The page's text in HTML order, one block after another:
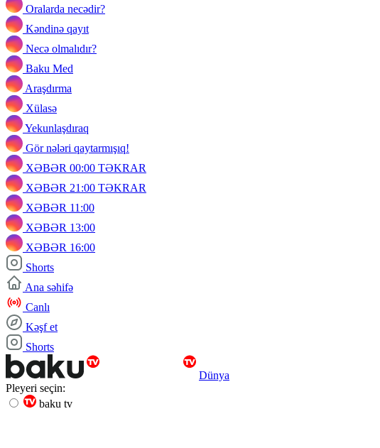
Oralarda necədir?
Kəndinə qayıt
Necə olmalıdır?
Baku Med
Araşdırma
Xülasə
Yekunlaşdıraq
Gör nələri qaytarmışıq!
XƏBƏR 00:00 TƏKRAR
XƏBƏR 21:00 TƏKRAR
XƏBƏR 11:00
XƏBƏR 13:00
XƏBƏR 16:00
Shorts
Ana səhifə
Canlı
Kəşf et
Shorts
Dünya
Pleyeri seçin:
baku tv